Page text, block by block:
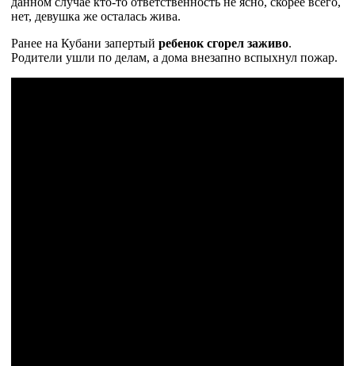
нет, девушка же осталась жива.
Ранее на Кубани запертый ребенок сгорел заживо.
Родители ушли по делам, а дома внезапно вспыхнул пожар.